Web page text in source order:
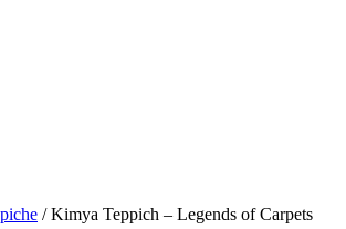
/Kimya Teppich – Legends of Carpets